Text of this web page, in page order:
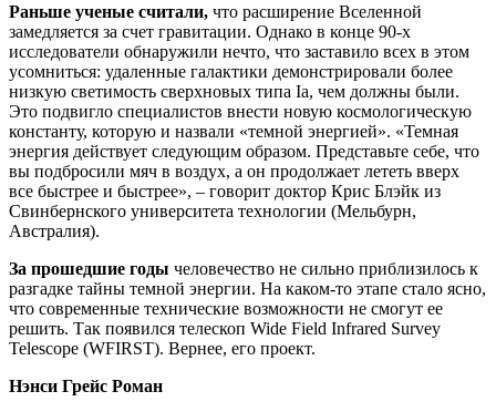
Раньше ученые считали, что расширение Вселенной
замедляется за счет гравитации. Однако в конце 90-х
исследователи обнаружили нечто, что заставило всех в этом
усомниться: удаленные галактики демонстрировали более
низкую светимость сверхновых типа Ia, чем должны были.
Это подвигло специалистов внести новую космологическую
константу, которую и назвали «темной энергией». «Темная
энергия действует следующим образом. Представьте себе, что
вы подбросили мяч в воздух, а он продолжает лететь вверх
все быстрее и быстрее», – говорит доктор Крис Блэйк из
Свинбернского университета технологии (Мельбурн,
Австралия).
За прошедшие годы человечество не сильно приблизилось к
разгадке тайны темной энергии. На каком-то этапе стало ясно,
что современные технические возможности не смогут ее
решить. Так появился телескоп Wide Field Infrared Survey
Telescope (WFIRST). Вернее, его проект.
Нэнси Грейс Роман